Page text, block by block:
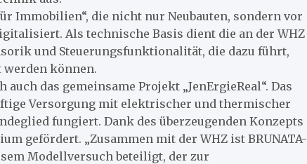
Immobilien“, die nicht nur Neubauten, sondern vor
Als technische Basis dient die an der WHZ
und Steuerungsfunktionalität, die dazu führt,
werden können.
das gemeinsame Projekt „JenErgieReal“. Das
Versorgung mit elektrischer und thermischer
fungiert. Dank des überzeugenden Konzepts
gefördert. „Zusammen mit der WHZ ist BRUNATA-
Modellversuch beteiligt, der zur